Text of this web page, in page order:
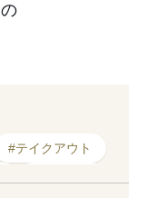
の
#テイクアウト